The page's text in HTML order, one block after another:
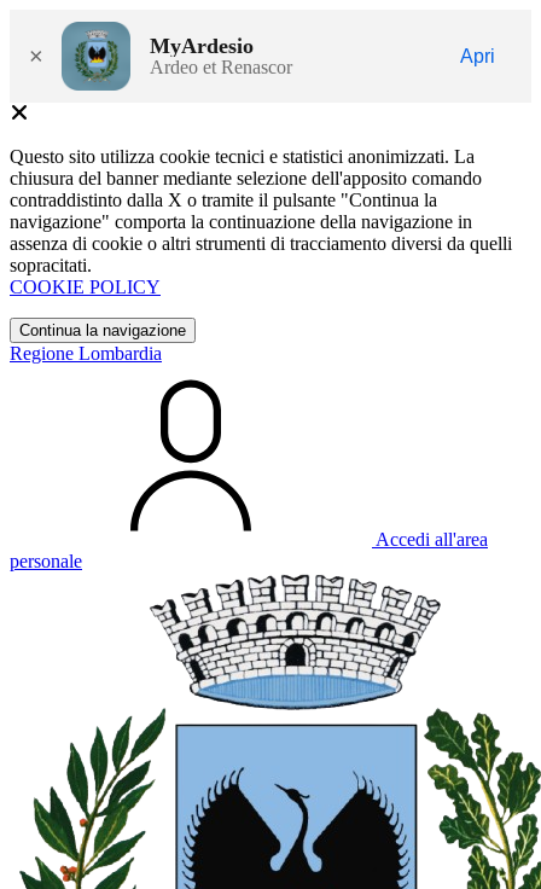
× MyArdesio
Ardeo et Renascor
Apri
Questo sito utilizza cookie tecnici e statistici anonimizzati. La
chiusura del banner mediante selezione dell'apposito comando
contraddistinto dalla X o tramite il pulsante "Continua la
navigazione" comporta la continuazione della navigazione in
assenza di cookie o altri strumenti di tracciamento diversi da quelli
sopracitati.
COOKIE POLICY
Continua la navigazione
Regione Lombardia
Accedi all'area
personale